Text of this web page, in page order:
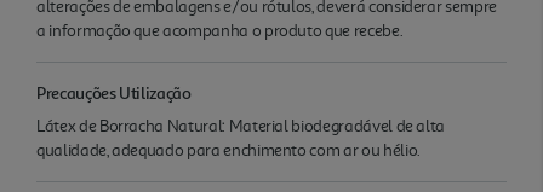
alterações de embalagens e/ou rótulos, deverá considerar sempre
a informação que acompanha o produto que recebe.
Precauções Utilização
Látex de Borracha Natural: Material biodegradável de alta
qualidade, adequado para enchimento com ar ou hélio.